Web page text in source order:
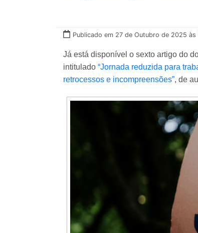
Publicado em 27 de Outubro de 2025 às
Já está disponível o sexto artigo do
intitulado “Jornada reduzida para
retrocessos e incompreensões”, de